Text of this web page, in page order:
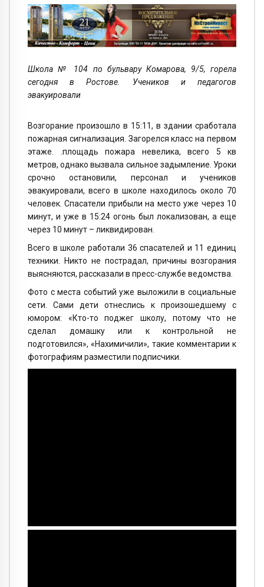
Школа № 104 по бульвару Комарова, 9/5, горела
сегодня в Ростове. Учеников и педагогов
эвакуировали
Возгорание произошло в 15:11, в здании сработала
пожарная сигнализация. Загорелся класс на первом
этаже. .площадь пожара невелика, всего 5 кв
метров, однако вызвала сильное задымление. Уроки
срочно остановили, персонал и учеников
эвакуировали, всего в школе находилось около 70
человек. Спасатели прибыли на место уже через 10
минут, и уже в 15:24 огонь был локализован, а еще
через 10 минут – ликвидирован.
Всего в школе работали 36 спасателей и 11 единиц
техники. Никто не пострадал, причины возгорания
выясняются, рассказали в пресс-службе ведомства.
Фото с места событий уже выложили в социальные
сети. Сами дети отнеслись к произошедшему с
юмором: «Кто-то поджег школу, потому что не
сделал домашку или к контрольной не
подготовился», «Нахимичили», такие комментарии к
фотографиям разместили подписчики.